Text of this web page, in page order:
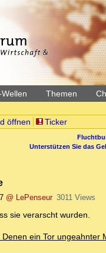
Themen
öffnen Ticker
Unterstützen Sie das
@ LePenseur 3011 Views
sie verarscht wurden.
ein Tor ungeahnter